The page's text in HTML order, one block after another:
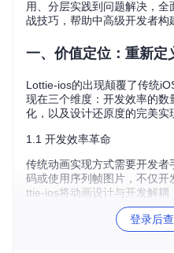
用、分层实践到问题解决，
战技巧，帮助中高级开发者构
一、价值定位：重新定
Lottie-ios的出现颠覆了传统
现在三个维度：开发效率的
化，以及设计还原度的完美实
1.1 开发效率革命
传统动画实现方式需要开发
码或使用序列帧图片，不仅
ttie-ios将动画设计与开发解
动画后直接导出JSON文件，
将动画开发周期从数天缩短至
登录后